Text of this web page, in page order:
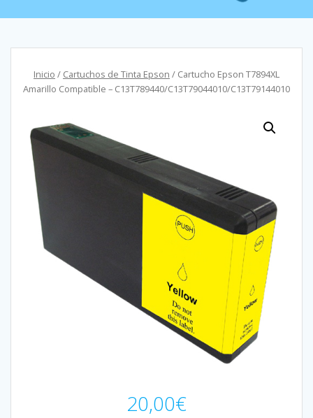
Inicio / Cartuchos de Tinta Epson / Cartucho Epson T7894XL
Amarillo Compatible – C13T789440/C13T79044010/C13T79144010
20,00€